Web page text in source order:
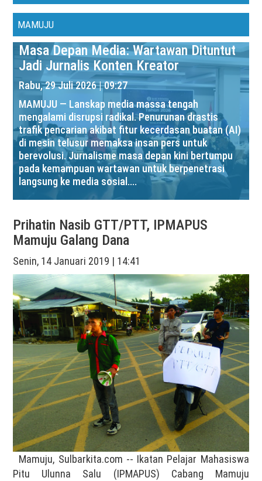
MAMUJU
Masa Depan Media: Wartawan Dituntut
Jadi Jurnalis Konten Kreator
Rabu, 29 Juli 2026 | 09:27
MAMUJU — Lanskap media massa tengah
mengalami disrupsi radikal. Penurunan drastis
trafik pencarian akibat fitur kecerdasan buatan (AI)
di mesin telusur memaksa insan pers untuk
berevolusi. Jurnalisme masa depan kini bertumpu
pada kemampuan wartawan untuk berpenetrasi
langsung ke media sosial....
Prihatin Nasib GTT/PTT, IPMAPUS
Mamuju Galang Dana
Senin, 14 Januari 2019 | 14:41
Mamuju, Sulbarkita.com -- Ikatan Pelajar Mahasiswa
Pitu Ulunna Salu (IPMAPUS) Cabang Mamuju